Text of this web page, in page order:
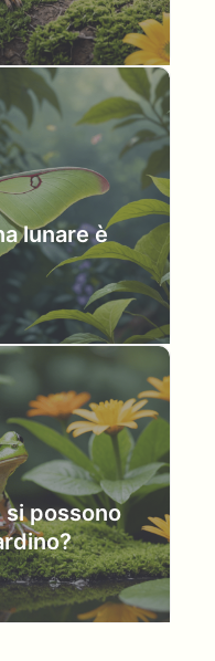
lunare è
si possono